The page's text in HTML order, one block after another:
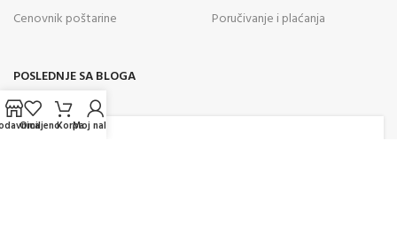
Cenovnik poštarine
Poručivanje i plaćanja
POSLEDNJE SA BLOGA
05
OmiljenoKorpaMoj nalog